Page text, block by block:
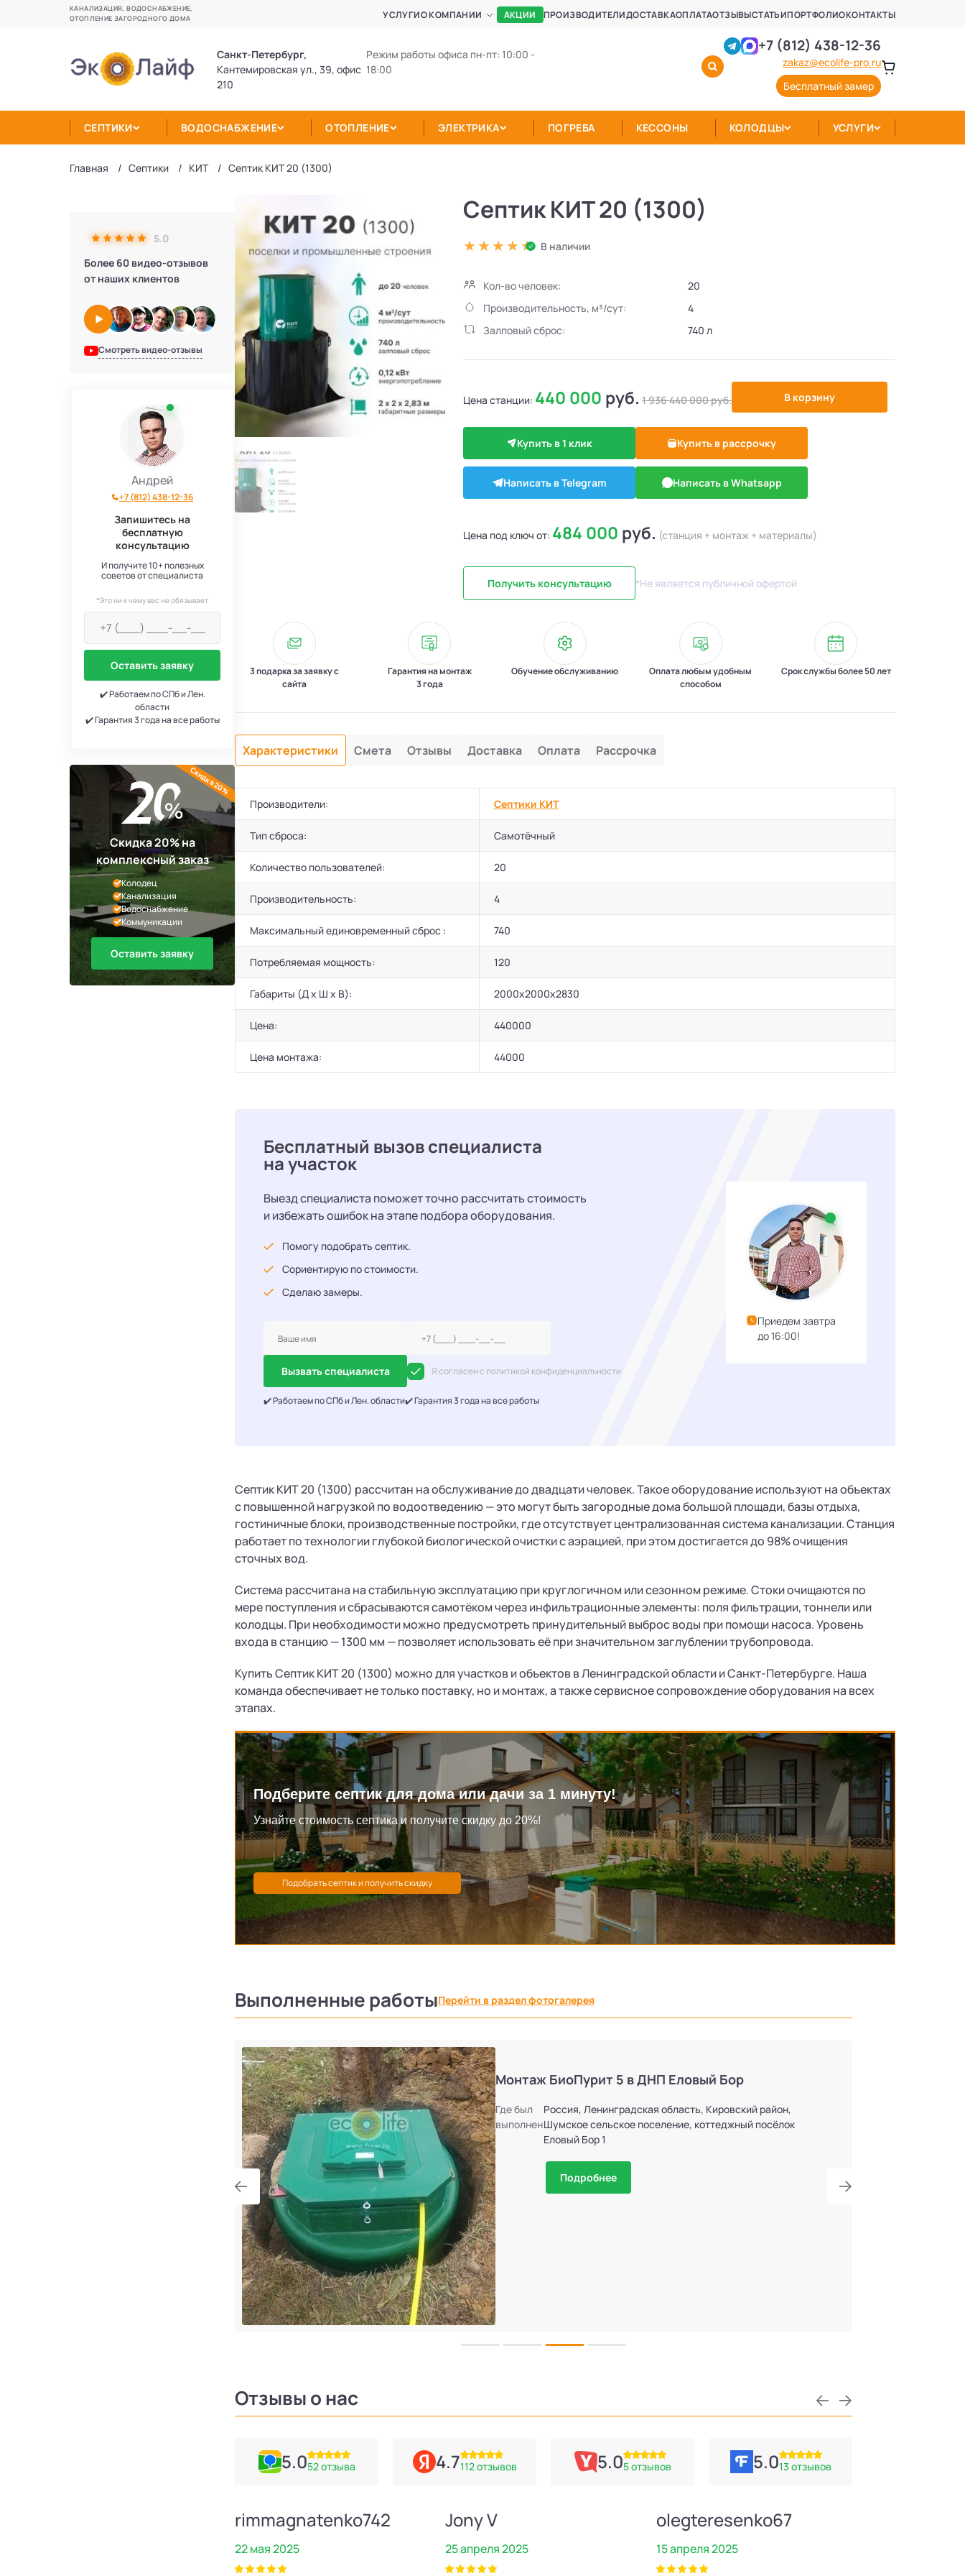
КАНАЛИЗАЦИЯ, ВОДОСНАБЖЕНИЕ,
ОТОПЛЕНИЕ ЗАГОРОДНОГО ДОМА
УСЛУГИО КОМПАНИИ АКЦИИ ПРОИЗВОДИТЕЛИДОСТАВКАОПЛАТАОТЗЫВЫСТАТЬИПОРТФОЛИОКОНТАКТЫ
Санкт-Петербург,
Кантемировская ул., 39, офис
210
Режим работы офиса пн-пт: 10:00 -
18:00
+7 (812) 438-12-36
zakaz@ecolife-pro.ru
Бесплатный замер
СЕПТИКИ ВОДОСНАБЖЕНИЕ ОТОПЛЕНИЕ ЭЛЕКТРИКА ПОГРЕБА КЕССОНЫ КОЛОДЦЫ УСЛУГИ
Главная Септики КИТ Септик КИТ 20 (1300)
5.0
Более 60 видео-отзывов
от наших клиентов
Смотреть видео-отзывы
Андрей
+7 (812) 438-12-36
Запишитесь на
бесплатную
консультацию
И получите 10+ полезных
советов от специалиста
*Это ни к чему вас не обязывает
Оставить заявку
✔️ Работаем по СПб и Лен.
области
✔️ Гарантия 3 года на все работы
Скидка 20% на
комплексный заказ
Колодец
Канализация
Водоснабжение
Коммуникации
Оставить заявку
Скидка 20%
Септик КИТ 20 (1300)
В наличии
Кол-во человек:
20
Производительность, м³/сут:
4
Залповый сброс:
740 л
Цена станции: 440 000 руб. 1 936 440 000руб. В корзину
Купить в 1 клик Купить в рассрочку
Написать в Telegram Написать в Whatsapp
Цена под ключ от: 484 000 руб. (станция + монтаж + материалы)
Получить консультацию *Не является публичной офертой
3 подарка за заявку с
сайта
Гарантия на монтаж
3 года
Обучение обслуживанию
Оплата любым удобным
способом
Срок службы более 50 лет
Характеристики Смета Отзывы Доставка Оплата Рассрочка
Производители: Септики КИТ
Тип сброса: Самотёчный
Количество пользователей: 20
Производительность: 4
Максимальный единовременный сброс : 740
Потребляемая мощность: 120
Габариты (Д х Ш х В): 2000x2000x2830
Цена: 440000
Цена монтажа: 44000
Бесплатный вызов специалиста
на участок
Выезд специалиста поможет точно рассчитать стоимость
и избежать ошибок на этапе подбора оборудования.
Помогу подобрать септик.
Сориентирую по стоимости.
Сделаю замеры.
Вызвать специалиста Я согласен с политикой конфиденциальности
✔️ Работаем по СПб и Лен. области✔️ Гарантия 3 года на все работы
Приедем завтра
до 16:00!
Септик КИТ 20 (1300) рассчитан на обслуживание до двадцати человек. Такое оборудование используют на объектах
с повышенной нагрузкой по водоотведению — это могут быть загородные дома большой площади, базы отдыха,
гостиничные блоки, производственные постройки, где отсутствует централизованная система канализации. Станция
работает по технологии глубокой биологической очистки с аэрацией, при этом достигается до 98% очищения
сточных вод.
Система рассчитана на стабильную эксплуатацию при круглогичном или сезонном режиме. Стоки очищаются по
мере поступления и сбрасываются самотёком через инфильтрационные элементы: поля фильтрации, тоннели или
колодцы. При необходимости можно предусмотреть принудительный выброс воды при помощи насоса. Уровень
входа в станцию — 1300 мм — позволяет использовать её при значительном заглублении трубопровода.
Купить Септик КИТ 20 (1300) можно для участков и объектов в Ленинградской области и Санкт-Петербурге. Наша
команда обеспечивает не только поставку, но и монтаж, а также сервисное сопровождение оборудования на всех
этапах.
Подберите септик для дома или дачи за 1 минуту!
Узнайте стоимость септика и получите скидку до 20%!
Выполненные работыПерейти в раздел фотогалерея
Монтаж БиоПурит 5 в ДНП Еловый Бор
Где был
выполнен
Россия, Ленинградская область, Кировский район,
Шумское сельское поселение, коттеджный посёлок
Еловый Бор 1
Подробнее
Отзывы о нас
5.052 отзыва 4.7112 отзывов 5.05 отзывов 5.013 отзывов
rimmagnatenko742
22 мая 2025
Jony V
25 апреля 2025
olegteresenko67
15 апреля 2025